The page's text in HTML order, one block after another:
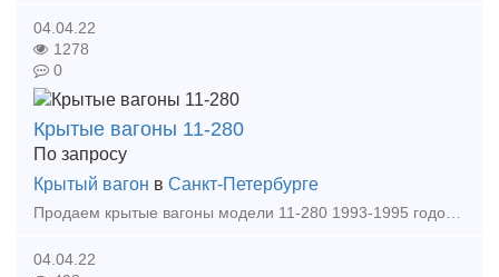
04.04.22
1278
0
Крытые вагоны 11-280
По запросу
Крытый вагон в Санкт-Петербурге
Продаем крытые вагоны модели 11-280 1993-1995 годов выпуска, 11 шт. В этом году заканчивают свою работу, подойдут для внутризаводских территорий. По всем техническим вопросам и по вопро
04.04.22